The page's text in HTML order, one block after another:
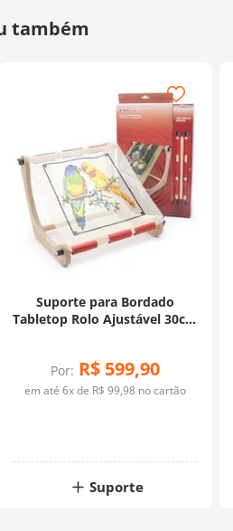
Suporte para Bordado
Tabletop Rolo Ajustável 30cm
Por: R$ 599,90
em até 6x de R$ 99,98no cartão
Suporte